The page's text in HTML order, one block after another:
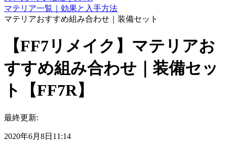
マテリア一覧｜効果と入手方法
マテリアおすすめ組み合わせ｜装備セット
【FF7リメイク】マテリアお
すすめ組み合わせ｜装備セッ
ト【FF7R】
最終更新:
2020年6月8日11:14